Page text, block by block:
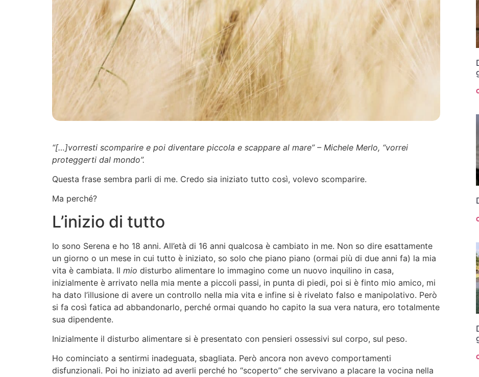
“[…]vorresti scomparire e poi diventare piccola e scappare al mare” – Michele Merlo, “vorrei
proteggerti dal mondo”.
Questa frase sembra parli di me. Credo sia iniziato tutto così, volevo scomparire.
Ma perché?
L’inizio di tutto
Io sono Serena e ho 18 anni. All’età di 16 anni qualcosa è cambiato in me. Non so dire esattamente
un giorno o un mese in cui tutto è iniziato, so solo che piano piano (ormai più di due anni fa) la mia
vita è cambiata. Il mio disturbo alimentare lo immagino come un nuovo inquilino in casa,
inizialmente è arrivato nella mia mente a piccoli passi, in punta di piedi, poi si è finto mio amico, mi
ha dato l’illusione di avere un controllo nella mia vita e infine si è rivelato falso e manipolativo. Però
si fa così fatica ad abbandonarlo, perché ormai quando ho capito la sua vera natura, ero totalmente
sua dipendente.
Inizialmente il disturbo alimentare si è presentato con pensieri ossessivi sul corpo, sul peso.
Ho cominciato a sentirmi inadeguata, sbagliata. Però ancora non avevo comportamenti
disfunzionali. Poi ho iniziato ad averli perché ho “scoperto” che servivano a placare la vocina nella